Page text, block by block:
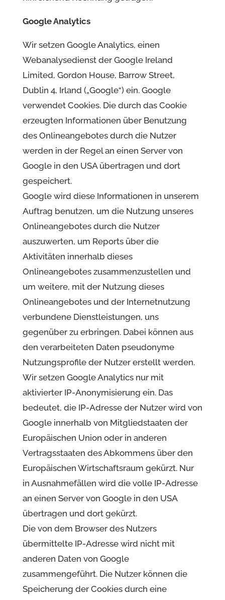
Google Analytics
Wir setzen Google Analytics, einen
Webanalysedienst der Google Ireland
Limited, Gordon House, Barrow Street,
Dublin 4, Irland („Google“) ein. Google
verwendet Cookies. Die durch das Cookie
erzeugten Informationen über Benutzung
des Onlineangebotes durch die Nutzer
werden in der Regel an einen Server von
Google in den USA übertragen und dort
gespeichert.
Google wird diese Informationen in unserem
Auftrag benutzen, um die Nutzung unseres
Onlineangebotes durch die Nutzer
auszuwerten, um Reports über die
Aktivitäten innerhalb dieses
Onlineangebotes zusammenzustellen und
um weitere, mit der Nutzung dieses
Onlineangebotes und der Internetnutzung
verbundene Dienstleistungen, uns
gegenüber zu erbringen. Dabei können aus
den verarbeiteten Daten pseudonyme
Nutzungsprofile der Nutzer erstellt werden.
Wir setzen Google Analytics nur mit
aktivierter IP-Anonymisierung ein. Das
bedeutet, die IP-Adresse der Nutzer wird von
Google innerhalb von Mitgliedstaaten der
Europäischen Union oder in anderen
Vertragsstaaten des Abkommens über den
Europäischen Wirtschaftsraum gekürzt. Nur
in Ausnahmefällen wird die volle IP-Adresse
an einen Server von Google in den USA
übertragen und dort gekürzt.
Die von dem Browser des Nutzers
übermittelte IP-Adresse wird nicht mit
anderen Daten von Google
zusammengeführt. Die Nutzer können die
Speicherung der Cookies durch eine